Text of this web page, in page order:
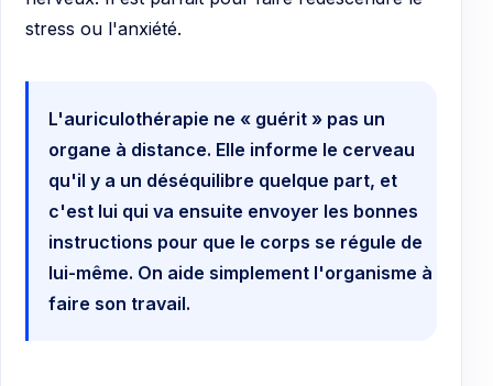
stress ou l'anxiété.
L'auriculothérapie ne « guérit » pas un
organe à distance. Elle informe le cerveau
qu'il y a un déséquilibre quelque part, et
c'est lui qui va ensuite envoyer les bonnes
instructions pour que le corps se régule de
lui-même. On aide simplement l'organisme à
faire son travail.